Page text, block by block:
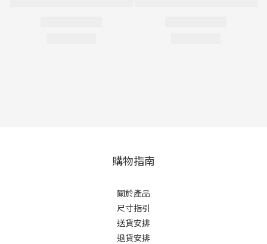
購物指南
關於產品
尺寸指引
送貨安排
退貨安排